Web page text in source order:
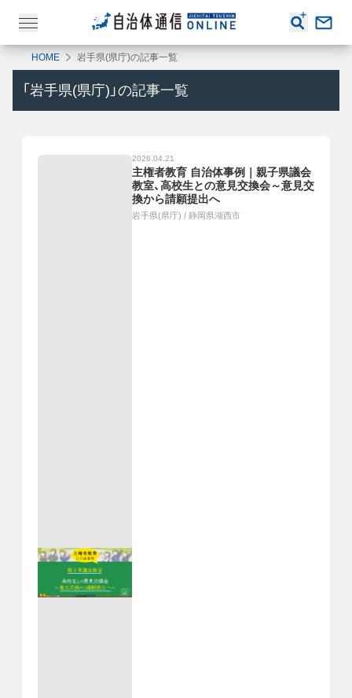
HOME 岩手県(県庁)の記事一覧
「 岩手県(県庁) 」の記事一覧
2026.04.21
主権者教育 自治体事例｜親子県議会
教室、高校生との意見交換会～意見交
換から請願提出へ
岩手県(県庁) / 静岡県湖西市